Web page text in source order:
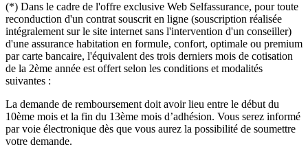
(*) Dans le cadre de l'offre exclusive Web Selfassurance, pour toute
reconduction d'un contrat souscrit en ligne (souscription réalisée
intégralement sur le site internet sans l'intervention d'un conseiller)
d'une assurance habitation en formule, confort, optimale ou premium
par carte bancaire, l'équivalent des trois derniers mois de cotisation
de la 2ème année est offert selon les conditions et modalités
suivantes :
La demande de remboursement doit avoir lieu entre le début du
10ème mois et la fin du 13ème mois d’adhésion. Vous serez informé
par voie électronique dès que vous aurez la possibilité de soumettre
votre demande.